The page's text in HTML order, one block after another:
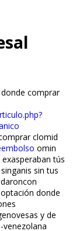
comprar
clomid
omifin
tús
sin tus
donde
y de
venezolana